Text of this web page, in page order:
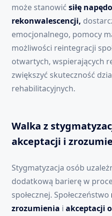
może stanowić siłę
rekonwalescencji,
emocjonalnego, pomocy
możliwości reintegracji
otwartych, wspierających
zwiększyć skuteczność
rehabilitacyjnych.
Walka z
akceptacji i
Stygmatyzacja osób
dodatkową barierę w
społecznej. Społeczeństwo
zrozumienia i akceptacji